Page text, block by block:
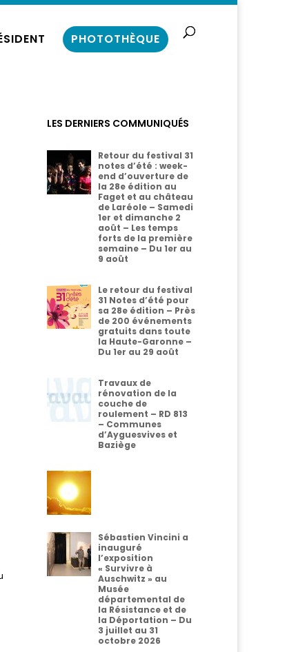
PHOTOTHÈQUE
LES DERNIERS COMMUNIQUÉS
Retour du festival 31
notes d’été : week-
end d’ouverture de
la 28e édition au
Faget et au château
de Laréole – Samedi
1er et dimanche 2
août – Les temps
forts de la première
semaine – Du 1er au
9 août
Le retour du festival
31 Notes d’été pour
sa 28e édition – Près
de 200 événements
gratuits dans toute
la Haute-Garonne –
Du 1er au 29 août
Travaux de
rénovation de la
couche de
roulement – RD 813
– Communes
d’Ayguesvives et
Baziège
Sébastien Vincini a
inauguré
l’exposition
« Survivre à
Auschwitz » au
Musée
départemental de
la Résistance et de
la Déportation – Du
3 juillet au 31
octobre 2026